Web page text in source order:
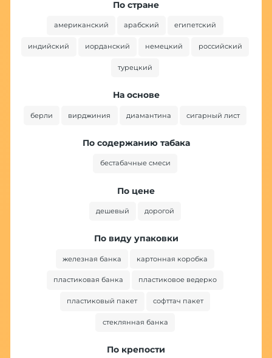
По стране
американский арабский египетский
индийский иорданский немецкий российский
турецкий
На основе
берли вирджиния диамантина сигарный лист
По содержанию табака
бестабачные смеси
По цене
дешевый дорогой
По виду упаковки
железная банка картонная коробка
пластиковая банка пластиковое ведерко
пластиковый пакет софттач пакет
стеклянная банка
По крепости